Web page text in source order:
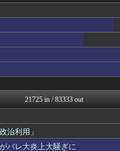
なんじぇいスタジアム＠なん...
鬼女まとめ速報 -修羅場・...
ゴールデンタイムズ
鬼女まとめ速報 -修羅場・...
鬼女はみた -修羅場・恋愛...
VIPPER速報
異世界転生まとめ速報
21725 in / 83333 out
治利用」
バレ大炎上大騒ぎに